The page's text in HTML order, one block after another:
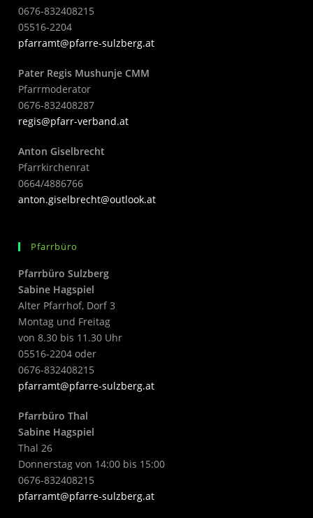
0676-832408215
05516-2204
pfarramt@pfarre-sulzberg.at
Pater Regis Mushunje CMM
Pfarrmoderator
0676-832408287
regis@pfarr-verband.at
Anton Giselbrecht
Pfarrkirchenrat
0664/4886766
anton.giselbrecht@outlook.at
Pfarrbüro
Pfarrbüro Sulzberg
Sabine Hagspiel
Alter Pfarrhof, Dorf 3
Montag und Freitag
von 8.30 bis 11.30 Uhr
05516-2204 oder
0676-832408215
pfarramt@pfarre-sulzberg.at
Pfarrbüro Thal
Sabine Hagspiel
Thal 26
Donnerstag von 14:00 bis 15:00
0676-832408215
pfarramt@pfarre-sulzberg.at